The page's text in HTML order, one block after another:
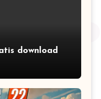
download